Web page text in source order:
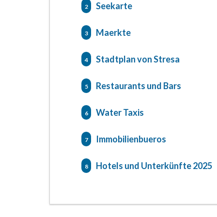
2 Seekarte
3 Maerkte
4 Stadtplan von Stresa
5 Restaurants und Bars
6 Water Taxis
7 Immobilienbueros
8 Hotels und Unterkünfte 2025